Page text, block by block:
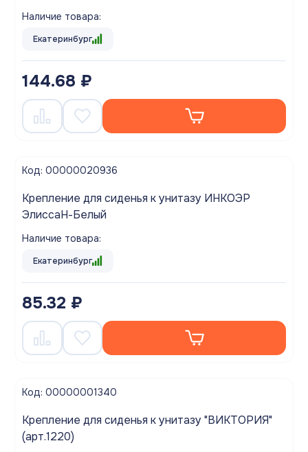
Наличие товара:
Екатеринбург
144.68 ₽
Код: 00000020936
Крепление для сиденья к унитазу ИНКОЭР
ЭлиссаН-Белый
Наличие товара:
Екатеринбург
85.32 ₽
Код: 00000001340
Крепление для сиденья к унитазу "ВИКТОРИЯ"
(арт.1220)